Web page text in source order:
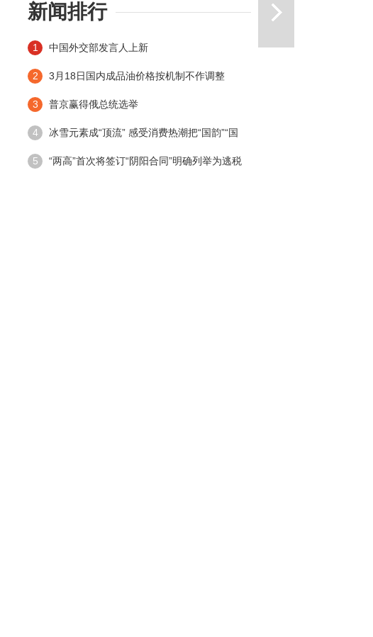
新闻排行
1 中国外交部发言人上新
2 3月18日国内成品油价格按机制不作调整
3 普京赢得俄总统选举
4 冰雪元素成“顶流” 感受消费热潮把“国韵”“国
潮”带回家
5 “两高”首次将签订“阴阳合同”明确列举为逃税